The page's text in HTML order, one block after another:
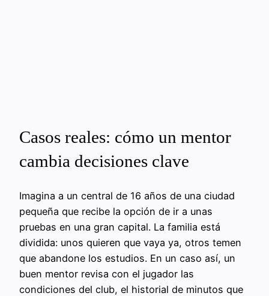
Casos reales: cómo un mentor
cambia decisiones clave
Imagina a un central de 16 años de una ciudad
pequeña que recibe la opción de ir a unas
pruebas en una gran capital. La familia está
dividida: unos quieren que vaya ya, otros temen
que abandone los estudios. En un caso así, un
buen mentor revisa con el jugador las
condiciones del club, el historial de minutos que